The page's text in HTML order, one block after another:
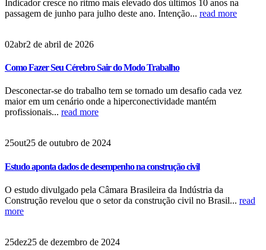
Indicador cresce no ritmo mais elevado dos últimos 10 anos na
passagem de junho para julho deste ano. Intenção... read more
02abr2 de abril de 2026
Como Fazer Seu Cérebro Sair do Modo Trabalho
Desconectar-se do trabalho tem se tornado um desafio cada vez
maior em um cenário onde a hiperconectividade mantém
profissionais... read more
25out25 de outubro de 2024
Estudo aponta dados de desempenho na construção civil
O estudo divulgado pela Câmara Brasileira da Indústria da
Construção revelou que o setor da construção civil no Brasil... read
more
25dez25 de dezembro de 2024